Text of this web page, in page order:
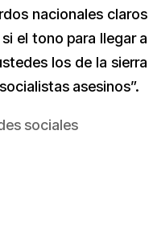
nacionales claros
el tono para llegar a
los de la sierra
asesinos”.
sociales